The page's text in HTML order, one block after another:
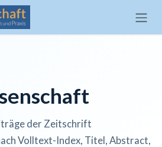
der Zeitschrift
Volltext-Index, Titel, Abstract,